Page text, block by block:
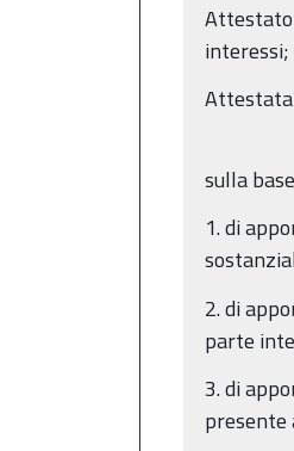
Attestato
interessi;
sulla
1. di
2. di
parte
3. di